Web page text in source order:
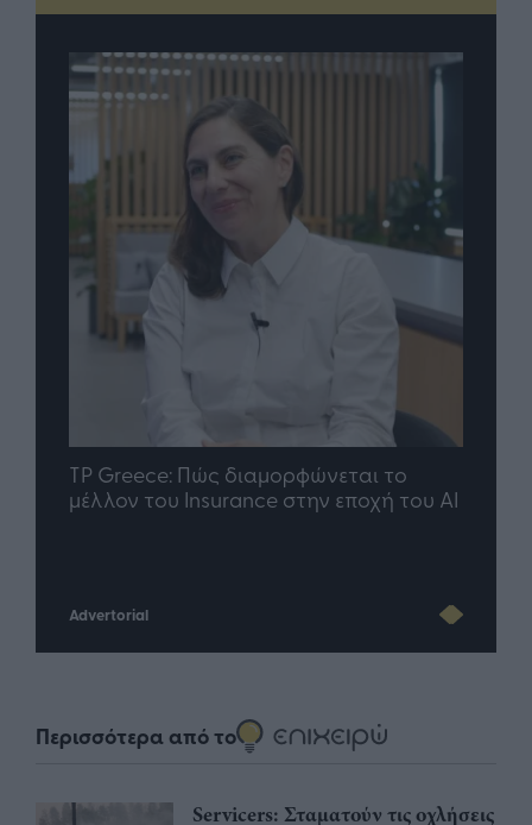
TP Greece: Πώς διαμορφώνεται το
μέλλον του Insurance στην εποχή του AI
Advertorial
Περισσότερα από το
Servicers: Σταματούν τις οχλήσεις